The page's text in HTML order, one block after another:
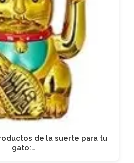
de la suerte para tu
gato:…